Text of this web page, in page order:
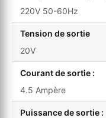
220V 50-60Hz
Tension de sortie
20V
Courant de sortie :
4.5 Ampère
Puissance de sortie :